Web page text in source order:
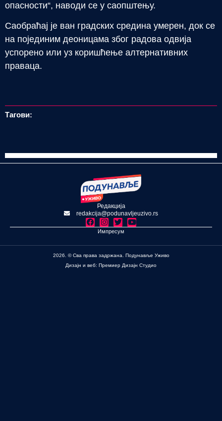
опасности“, наводи се у саопштењу.
Саобраћај је ван градских средина умерен, док се
на појединим деоницама због радова одвија
успорено или уз коришћење алтернативних
праваца.
Тагови:
Редакција
redakcija@podunavljeuzivo.rs
Импресум
2026. © Сва права задржана. Подунавље Уживо
Дизајн и веб: Премиер Дизајн Студио